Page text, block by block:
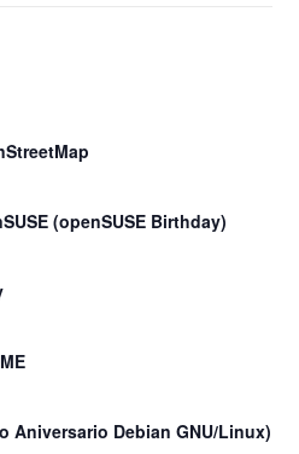
(openSUSE Birthday)
Aniversario Debian GNU/Linux)